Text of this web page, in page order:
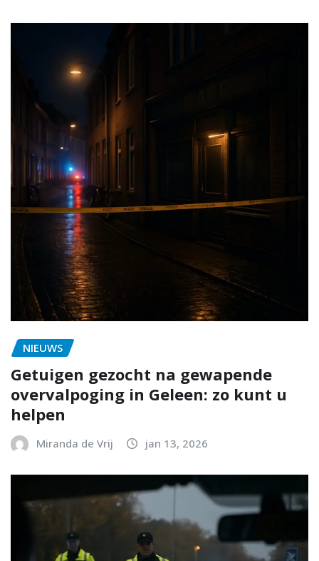
NIEUWS
Getuigen gezocht na gewapende
overvalpoging in Geleen: zo kunt u
helpen
Miranda de Vrij jan 13, 2026